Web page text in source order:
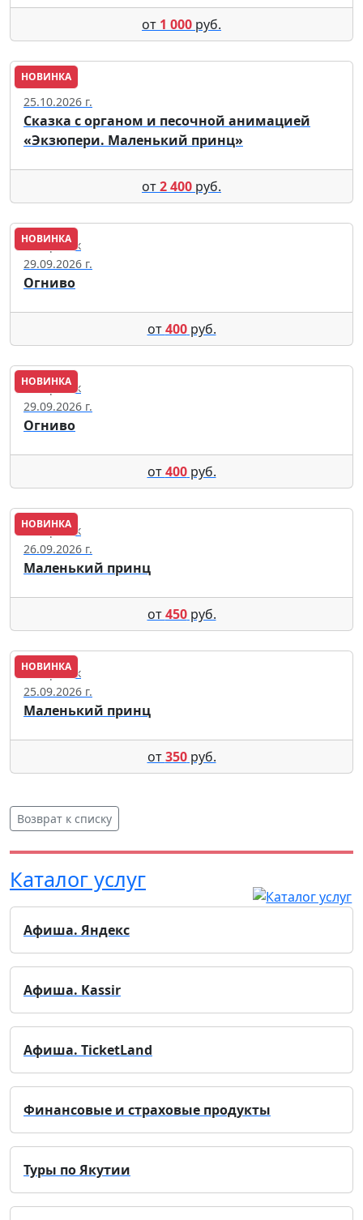
от 1 000 руб.
НОВИНКА
Москва
25.10.2026 г.
Сказка с органом и песочной анимацией
«Экзюпери. Маленький принц»
от2 400 руб.
НОВИНКА
Хабаровск
29.09.2026 г.
Огниво
от400руб.
НОВИНКА
Хабаровск
29.09.2026 г.
Огниво
от400руб.
НОВИНКА
Хабаровск
26.09.2026 г.
Маленький принц
от450руб.
НОВИНКА
Хабаровск
25.09.2026 г.
Маленький принц
от350руб.
Возврат к списку
Каталог услуг
Афиша. Яндекс
Афиша. Kassir
Афиша. TicketLand
Финансовые и страховые продукты
Туры по Якутии